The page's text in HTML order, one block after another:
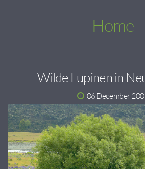
Home
Wilde Lupinen in
06 December